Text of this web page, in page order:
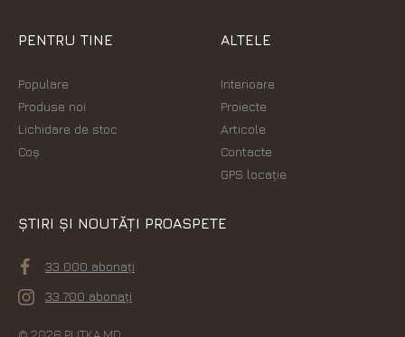
PENTRU TINE
Populare
Produse noi
Lichidare de stoc
Coș
ALTELE
Interioare
Proiecte
Articole
Contacte
GPS locație
ȘTIRI ȘI NOUTĂȚI PROASPETE
33 000 abonați
33 700 abonați